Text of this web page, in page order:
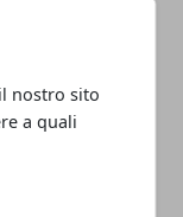
nostro sito
a quali